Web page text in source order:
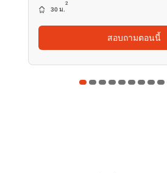
30 ม.
2
สอบถามตอนนี้